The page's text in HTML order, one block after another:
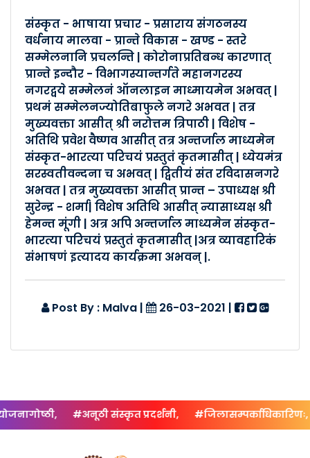
Posted By :- Malva
Posted Date :- 24-03-2021
सीतमऊ -विकासखंडसम्मेलनम् १�..
Posted By :- Malva
Posted Date :- 24-03-2021
नागदा - विकासखंडसम्मेलनम् ०�..
Posted By :- Malva
Posted Date :- 24-03-2021
कालापीपल -विकासखंडसम्मेलनम�..
Posted By :- Malva
Posted Date :- 24-03-2021
Posted By :- Malva
Posted Date :- 23-03-2021
संस्कृत - भाषाया प्रचार - प्रसाराय संगठनस्य
वर्धनाय मालवा - प्रान्ते विकास - खण्ड - स्तरे
सम्मेलनानि प्रचलन्ति | कोरोनाप्रतिबन्ध कारणात्
प्रान्ते इन्दौर - विभागस्यान्तर्गते महानगरस्य
नगरद्वये सम्मेलनं ऑनलाइन माध्मायमेन अभवत् |
प्रथमं सम्मेलनज्योतिबाफुले नगरे अभवत | तत्र
मुख्यवक्ता आसीत् श्री नरोत्तम त्रिपाठी | विशेष -
अतिथि प्रवेश वैष्णव आसीत् तत्र अन्तर्जाल माध्यमेन
संस्कृत-भारत्या परिचयं प्रस्तुतं कृतमासीत् | ध्येयमंत्र
सरस्वतीवन्दना च अभवत् | द्वितीयं संत रविदासनगरे
अभवत | तत्र मुख्यवक्ता आसीत् प्रान्त – उपाध्यक्ष श्री
सुरेन्द्र - शर्मा| विशेष अतिथि आसीत् न्यासाध्यक्ष श्री
हेमन्त मूंगी | अत्र अपि अन्तर्जाल माध्यमेन संस्कृत-
भारत्या परिचयं प्रस्तुतं कृतमासीत् |अत्र व्यावहारिकं
संभाषणं इत्यादय कार्यक्रमा अभवन् |.
Post By : Malva | 26-03-2021 |
#अनूठी संस्कृत प्रदर्शनी, #जिलासम्पर्काधिकारिणः,